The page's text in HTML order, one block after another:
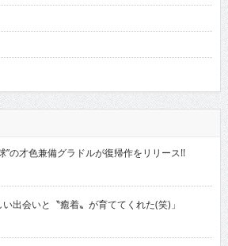
の才色兼備グラドルが復帰作をリリース!!
出会いと〝癒着〟が育ててくれた(笑)」